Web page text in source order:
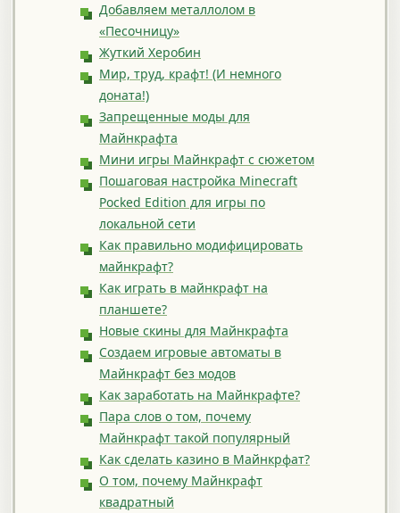
Добавляем металлолом в
«Песочницу»
Жуткий Херобин
Мир, труд, крафт! (И немного
доната!)
Запрещенные моды для
Майнкрафта
Мини игры Майнкрафт с сюжетом
Пошаговая настройка Minecraft
Pocked Edition для игры по
локальной сети
Как правильно модифицировать
майнкрафт?
Как играть в майнкрафт на
планшете?
Новые скины для Майнкрафта
Создаем игровые автоматы в
Майнкрафт без модов
Как заработать на Майнкрафте?
Пара слов о том, почему
Майнкрафт такой популярный
Как сделать казино в Майнкрфат?
О том, почему Майнкрафт
квадратный